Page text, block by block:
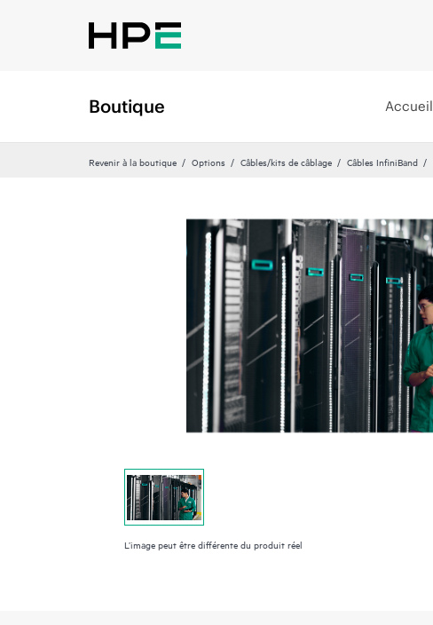
Boutique Accueil
Revenir à la boutique Options Câbles/kits de câblage Câbles InfiniBand
L’image peut être différente du produit réel